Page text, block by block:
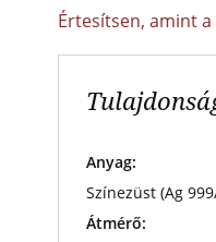
Értesítsen, amint
Anyag:
Színezüst (Ag
Átmérő: